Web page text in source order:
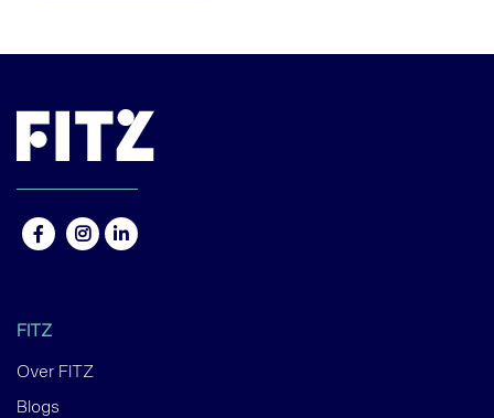
FITZ
Over FITZ
Blogs